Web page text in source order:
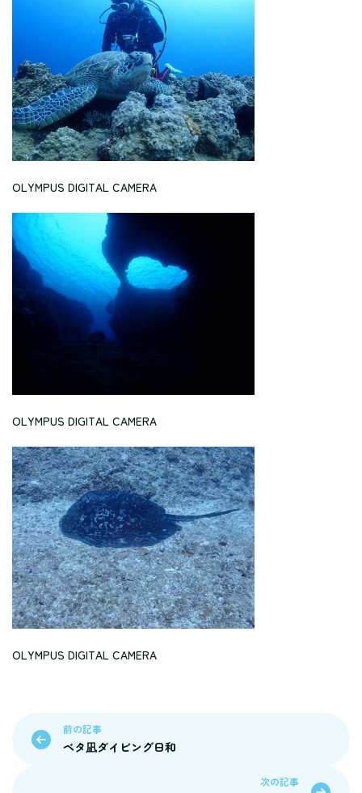
OLYMPUS DIGITAL CAMERA
OLYMPUS DIGITAL CAMERA
OLYMPUS DIGITAL CAMERA
前の記事
ベタ凪ダイビング日和
次の記事